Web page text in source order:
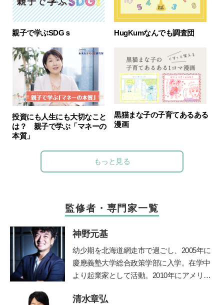
親子で学ぶSDGｓ HugKumなんでも調査団
投資にも人生にも大切なこと
は？ 親子で学ぶ「マネーの
本質」
黒猫まな子の子育てあるある
漫画
もっと見る
監修者・専門家一覧
神野元基
幼少期を北海道網走市で過ごし、2005年に
慶應義塾大学総合政策学部に入学。在学中
より起業家として活動。2010年にアメリカ
道に進む。子どもたちに「未来を生き抜く
清水章弘